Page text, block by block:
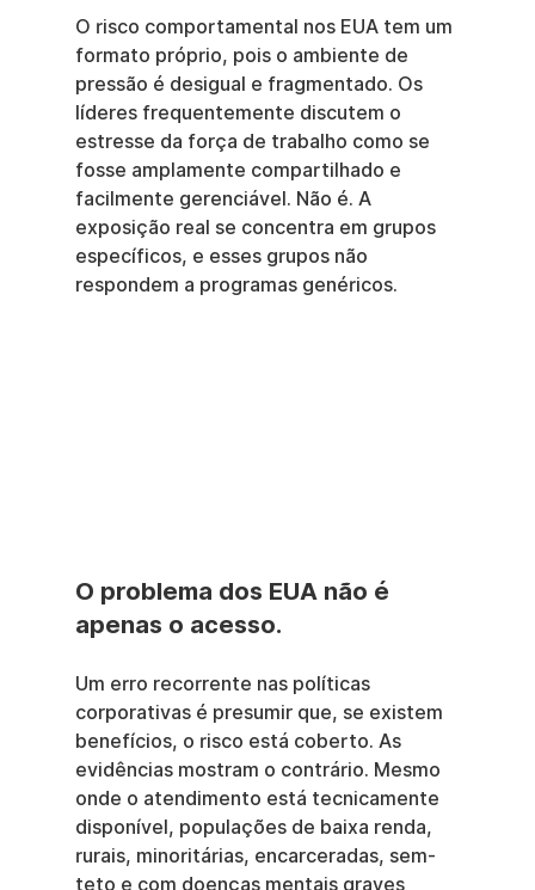
O risco comportamental nos EUA tem um
formato próprio, pois o ambiente de
pressão é desigual e fragmentado. Os
líderes frequentemente discutem o
estresse da força de trabalho como se
fosse amplamente compartilhado e
facilmente gerenciável. Não é. A
exposição real se concentra em grupos
específicos, e esses grupos não
respondem a programas genéricos.
O problema dos EUA não é
apenas o acesso.
Um erro recorrente nas políticas
corporativas é presumir que, se existem
benefícios, o risco está coberto. As
evidências mostram o contrário. Mesmo
onde o atendimento está tecnicamente
disponível, populações de baixa renda,
rurais, minoritárias, encarceradas, sem-
teto e com doenças mentais graves